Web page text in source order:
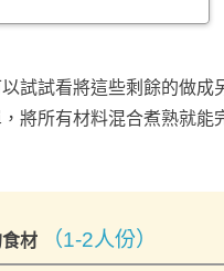
試試看將這些剩餘的做成
將所有材料混合煮熟就
材 （1-2人份）